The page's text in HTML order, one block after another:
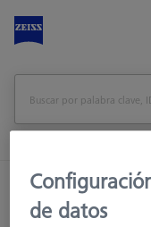
Inicio
Sistemas de
Elementos de conexión
de datos